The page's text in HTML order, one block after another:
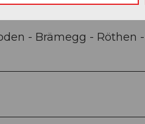
- Brämegg - Röthen